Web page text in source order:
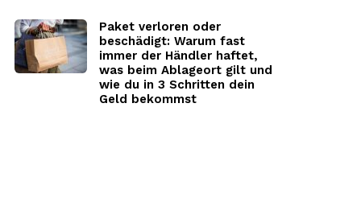
Paket verloren oder
beschädigt: Warum fast
immer der Händler haftet,
was beim Ablageort gilt und
wie du in 3 Schritten dein
Geld bekommst